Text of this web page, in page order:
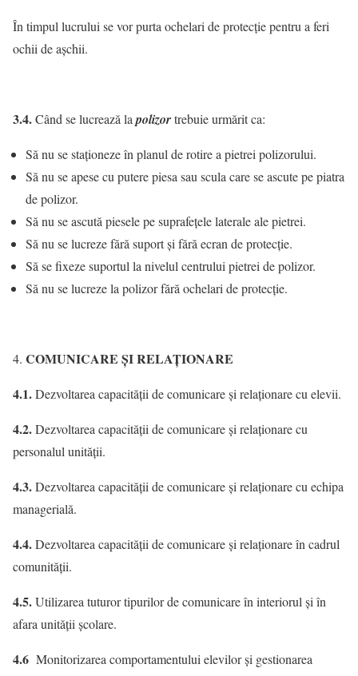
În timpul lucrului se vor purta ochelari de protecţie pentru a feri
ochii de aşchii.
3.4.Când se lucrează la polizortrebuie urmărit ca:
Să nu se staţioneze în planul de rotire a pietrei polizorului.
Să nu se apese cu putere piesa sau scula care se ascute pe piatra
de polizor.
Să nu se ascută piesele pe suprafeţele laterale ale pietrei.
Să nu se lucreze fără suport şi fără ecran de protecţie.
Să se fixeze suportul la nivelul centrului pietrei de polizor.
Să nu se lucreze la polizor fără ochelari de protecţie.
COMUNICARE ŞI RELAŢIONARE
4.1.Dezvoltarea capacităţii de comunicare şi relaţionare cu elevii.
4.2.Dezvoltarea capacităţii de comunicare şi relaţionare cu
personalul unității.
4.3.Dezvoltarea capacităţii de comunicare şi relaţionare cu echipa
managerială.
4.4.Dezvoltarea capacităţii de comunicare şi relaţionare în cadrul
comunităţii.
4.5.Utilizarea tuturor tipurilor de comunicare în interiorul şi în
afara unităţii şcolare.
4.6 Monitorizarea comportamentului elevilor şi gestionarea